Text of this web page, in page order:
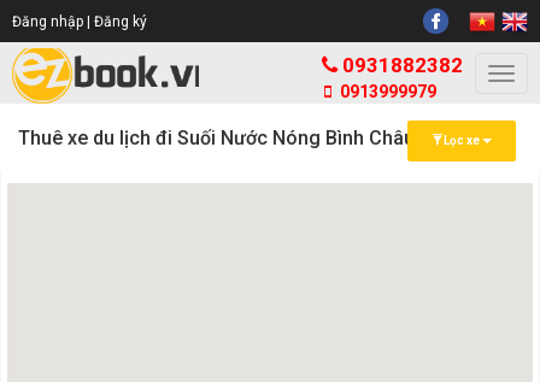
Đăng nhập | Đăng ký
0931882382
0913999979
Thuê xe du lịch đi Suối Nước Nóng Bình Châu Lọc xe